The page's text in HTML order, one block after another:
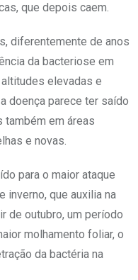
que depois caem.
diferentemente de anos
da bacteriose em
elevadas e
doença parece ter saído
também em áreas
e novas.
para o maior ataque
inverno, que auxilia na
de outubro, um período
molhamento foliar, o
da bactéria na